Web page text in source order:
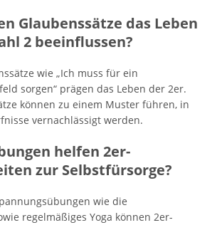
Glaubenssätze das Leben
2 beeinflussen?
wie „Ich muss für ein
sorgen“ prägen das Leben der 2er.
können zu einem Muster führen, in
vernachlässigt werden.
helfen 2er-
zur Selbstfürsorge?
wie die
regelmäßiges Yoga können 2er-